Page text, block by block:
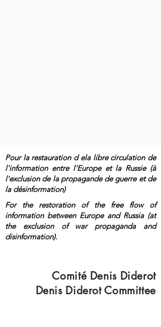
Pour la restauration d ela libre circulation de
l'information entre l'Europe et la Russie (à
l'exclusion de la propagande de guerre et de
la désinformation)
For the restoration of the free flow of
information between Europe and Russia (at
the exclusion of war propaganda and
disinformation).
Comité Denis Diderot
Denis Diderot Committee